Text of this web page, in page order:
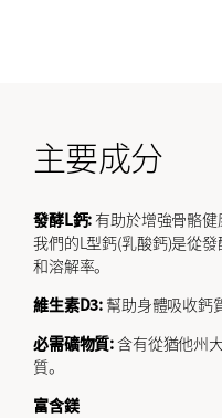
主要成分
發酵L鈣:有助於增強骨骼健
我們的L型鈣(乳酸鈣)是從
和溶解率。
維生素D3: 幫助身體吸收鈣
必需礦物質:含有從猶他州
質。
富含鎂